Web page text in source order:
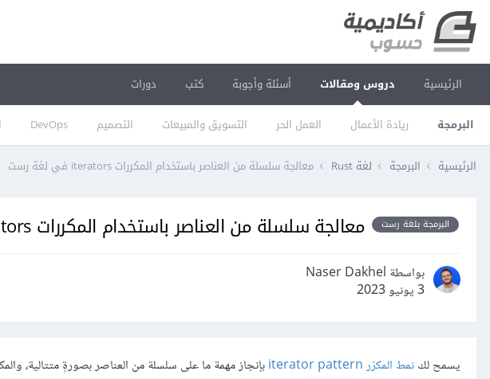
الرئيسية دروس ومقالات
البرمجة ريادة الأعمال العمل الحر التسويق والمبيعات التصميم DevOps
أسئلة وأجوبة كتب دورات
الرئيسية البرمجة لغة Rust معالجة سلسلة من العناصر باستخدام المكررات iterators في لغة رست
البرمجة بلغة رست معالجة سلسلة من العناصر باستخدام المكررات iterators في لغة رست
بواسطة Naser Dakhel
3 يونيو 2023
يسمح لكنمط المكرّر iterator pattern
بإنجاز مهمة ما على سلسلة من العناصر بصورةٍ متتالية،